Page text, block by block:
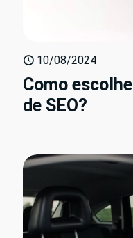
10/08/2024
Como
de SEO?